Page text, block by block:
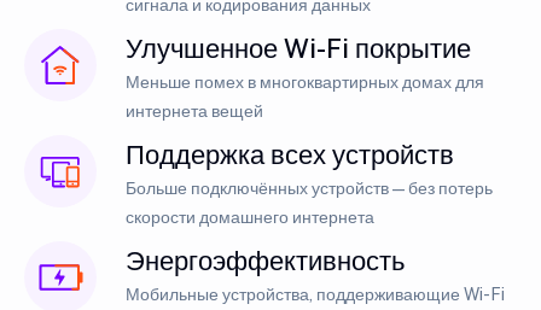
сигнала и кодирования данных
Улучшенное Wi-Fi покрытие
Меньше помех в многоквартирных домах для
интернета вещей
Поддержка всех устройств
Больше подключённых устройств — без потерь
скорости домашнего интернета
Энергоэффективность
Мобильные устройства, поддерживающие Wi-Fi